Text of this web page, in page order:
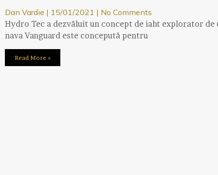
Dan Vardie 15/01/2021
No Comments
Hydro Tec a dezvăluit un concept de iaht explorator
nava Vanguard este concepută pentru
Read More »